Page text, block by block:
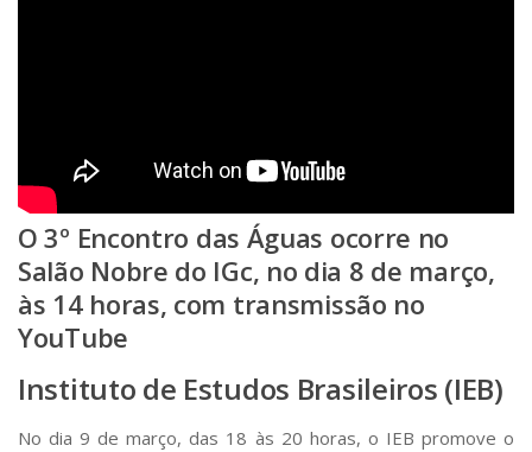
O3º Encontro das Águas ocorre no
Salão Nobre do IGc, no dia 8 de março,
às 14 horas, com transmissão no
YouTube
Instituto de Estudos Brasileiros (IEB)
No dia 9 de março, das 18 às 20 horas, o IEB promove o